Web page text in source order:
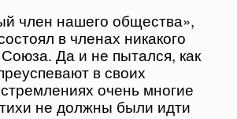
член нашего общества»,
в членах никакого
Союза. Да и не пытался, как
в своих
очень многие
не должны были идти